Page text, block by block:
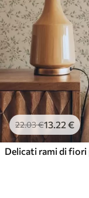
22.03€13.22 €